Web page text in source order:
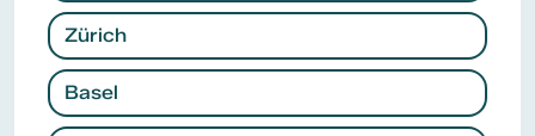
Zürich
Basel